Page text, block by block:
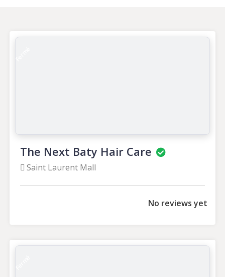
The Next Baty Hair Care
Saint Laurent Mall
No reviews yet